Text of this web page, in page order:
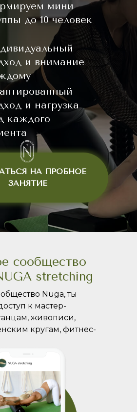
мини
до 10 человек
и внимание
и нагрузка
каждого
НА ПРОБНОЕ
ЗАНЯТИЕ
сообщество
stretching
Nuga, ты
к мастер-
живописи,
кругам, фитнес-